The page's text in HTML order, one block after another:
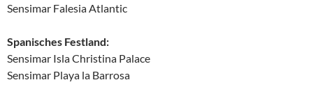
Sensimar Falesia Atlantic
Spanisches Festland:
Sensimar Isla Christina Palace
Sensimar Playa la Barrosa